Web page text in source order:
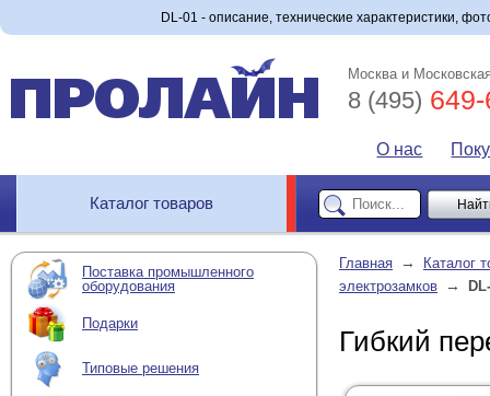
DL-01 - описание, технические характеристики,
Москва и
8 (495)
О нас
Каталог товаров
Поставка промышленного
оборудования
Подарки
Типовые решения
Главная →
Каталог
электрозамков →
Гибкий